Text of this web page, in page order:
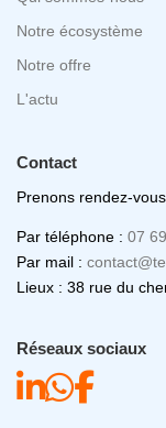
Notre écosystème
Notre offre
L'actu
Contact
Prenons rendez-
Par téléphone : 07
Par mail :
Lieux : 38 rue du
Réseaux sociaux